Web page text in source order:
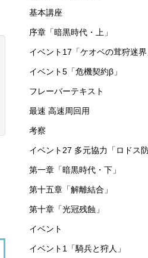
基本講座
序章「暗黒時代・上」
イベント17「ケオベの茸狩迷界
イベント5「危機契約β」
フレーバーテキスト
最速 高速周回用
考察
イベント27 多元協力「ロドス防
第一章「暗黒時代・下」
第十五章「解離結合」
第十章「光冠残蝕」
イベント
イベント1「騎兵と狩人」